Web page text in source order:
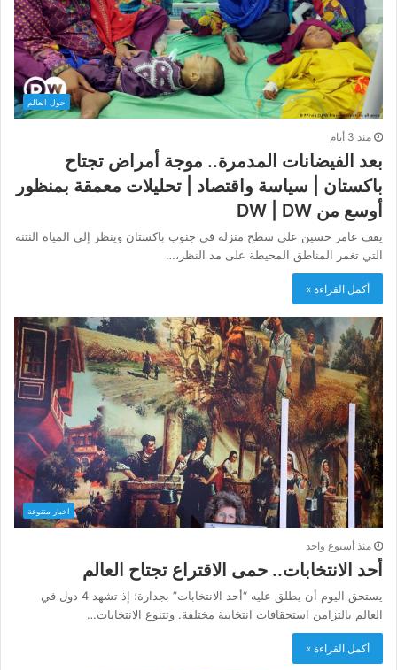
حول العالم
منذ 3 أيام
بعد الفيضانات المدمرة.. موجة أمراض تجتاح
باكستان | سياسة واقتصاد | تحليلات معمقة بمنظور
أوسع من DW | DW
يقف عامر حسين على سطح منزله في جنوب باكستان وينظر إلى المياه النتنة
التي تغمر المناطق المحيطة على مد النظر،…
أكمل القراءة »
اخبار متنوعة
منذ أسبوع واحد
أحد الانتخابات.. حمى الاقتراع تجتاح العالم
يستحق اليوم أن يطلق عليه “أحد الانتخابات” بجدارة؛ إذ تشهد 4 دول في
العالم بالتزامن استحقاقات انتخابية مختلفة. وتتنوع الانتخابات…
أكمل القراءة »